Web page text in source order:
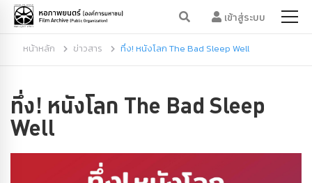
เข้าสู่ระบบ
หน้าหลัก ข่าวสาร ทึ่ง! หนังโลก The Bad Sleep Well
ทึ่ง! หนังโลก The Bad Sleep
Well